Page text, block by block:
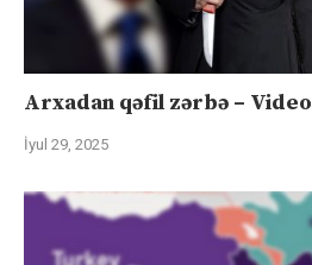
Arxadan qəfil zərbə – Video
İyul 29, 2025